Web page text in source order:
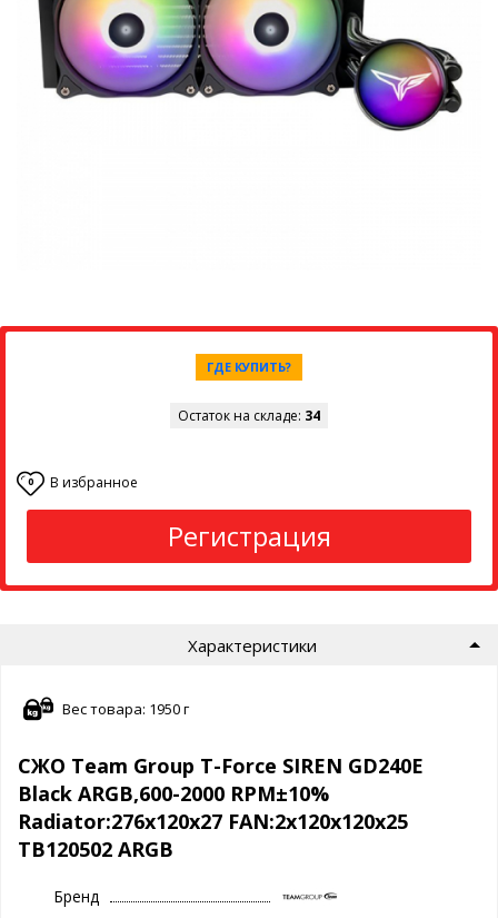
ГДЕ КУПИТЬ?
Остаток на складе: 34
0 В избранное
Регистрация
Характеристики
Вес товара: 1950 г
СЖО Team Group T-Force SIREN GD240E
Black ARGB,600-2000 RPM±10%
Radiator:276x120x27 FAN:2x120x120x25
TB120502 ARGB
Бренд